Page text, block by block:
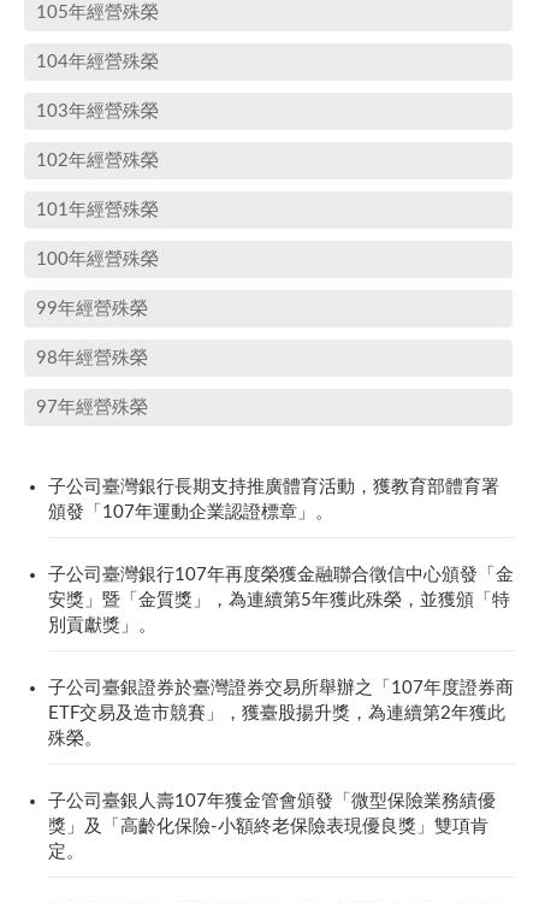
105年經營殊榮
104年經營殊榮
103年經營殊榮
102年經營殊榮
101年經營殊榮
100年經營殊榮
99年經營殊榮
98年經營殊榮
97年經營殊榮
子公司臺灣銀行長期支持推廣體育活動，獲教育部體育署
頒發「107年運動企業認證標章」。
子公司臺灣銀行107年再度榮獲金融聯合徵信中心頒發「金
安獎」暨「金質獎」，為連續第5年獲此殊榮，並獲頒「特
別貢獻獎」。
子公司臺銀證券於臺灣證券交易所舉辦之「107年度證券商
ETF交易及造市競賽」，獲臺股揚升獎，為連續第2年獲此
殊榮。
子公司臺銀人壽107年獲金管會頒發「微型保險業務績優
獎」及「高齡化保險-小額終老保險表現優良獎」雙項肯
定。